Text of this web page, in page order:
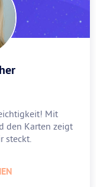
Mit
den Karten zeigt
steckt.